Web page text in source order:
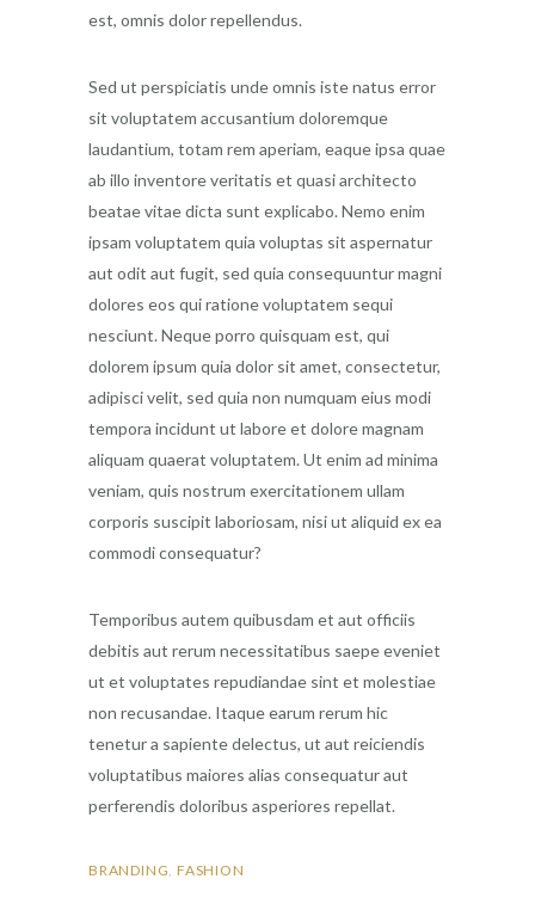
est, omnis dolor repellendus.
Sed ut perspiciatis unde omnis iste natus error
sit voluptatem accusantium doloremque
laudantium, totam rem aperiam, eaque ipsa quae
ab illo inventore veritatis et quasi architecto
beatae vitae dicta sunt explicabo. Nemo enim
ipsam voluptatem quia voluptas sit aspernatur
aut odit aut fugit, sed quia consequuntur magni
dolores eos qui ratione voluptatem sequi
nesciunt. Neque porro quisquam est, qui
dolorem ipsum quia dolor sit amet, consectetur,
adipisci velit, sed quia non numquam eius modi
tempora incidunt ut labore et dolore magnam
aliquam quaerat voluptatem. Ut enim ad minima
veniam, quis nostrum exercitationem ullam
corporis suscipit laboriosam, nisi ut aliquid ex ea
commodi consequatur?
Temporibus autem quibusdam et aut officiis
debitis aut rerum necessitatibus saepe eveniet
ut et voluptates repudiandae sint et molestiae
non recusandae. Itaque earum rerum hic
tenetur a sapiente delectus, ut aut reiciendis
voluptatibus maiores alias consequatur aut
perferendis doloribus asperiores repellat.
BRANDING ,FASHION